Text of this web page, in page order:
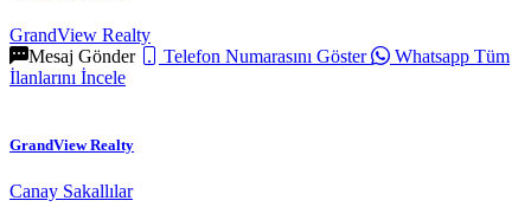
GrandView Realty
Mesaj Gönder
Telefon Numarasını Göster Whatsapp Tüm
İlanlarını İncele
GrandView Realty
Canay Sakallılar